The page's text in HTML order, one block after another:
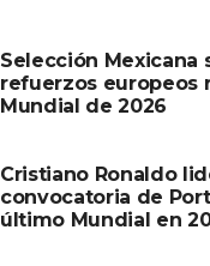
Selección Mexicana
refuerzos europeos
Mundial de 2026
Cristiano Ronaldo
convocatoria de
último Mundial en